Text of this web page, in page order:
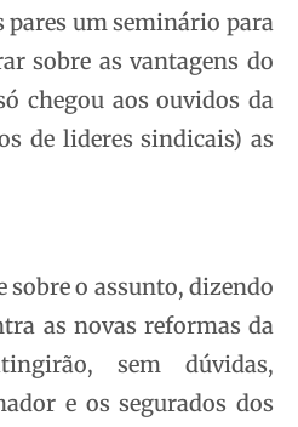
pares um seminário para
sobre as vantagens do
chegou aos ouvidos da
de lideres sindicais) as
sobre o assunto, dizendo
as novas reformas da
sem dúvidas,
e os segurados dos